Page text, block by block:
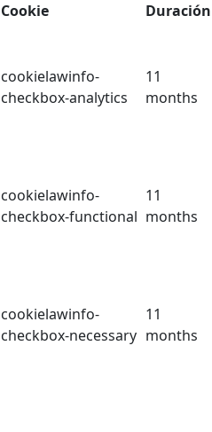
Cookie
Duración
cookielawinfo-
checkbox-analytics
11
months
cookielawinfo-
checkbox-functional
11
months
cookielawinfo-
checkbox-necessary
11
months